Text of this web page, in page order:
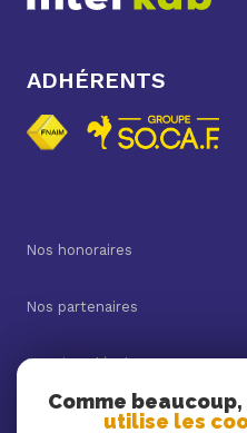
ADHÉRENTS
Nos honoraires
Nos partenaires
Mentions légales
Comme
utilise les